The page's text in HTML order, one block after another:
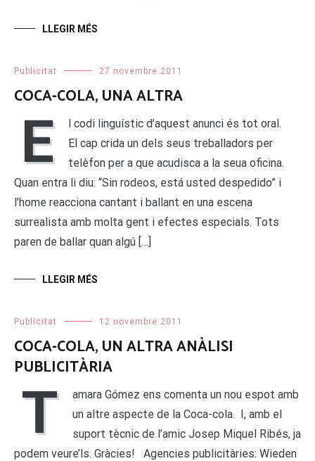
LLEGIR MÉS
Publicitat 27 novembre 2011
COCA-COLA, UNA ALTRA
E
l codi linguístic d’aquest anunci és tot oral.
El cap crida un dels seus treballadors per
telèfon per a que acudisca a la seua oficina.
Quan entra li diu: “Sin rodeos, está usted despedido” i
l’home reacciona cantant i ballant en una escena
surrealista amb molta gent i efectes especials. Tots
paren de ballar quan algú […]
LLEGIR MÉS
Publicitat 12 novembre 2011
COCA-COLA, UN ALTRA ANÀLISI
PUBLICITÀRIA
T
amara Gómez ens comenta un nou espot amb
un altre aspecte de la Coca-cola. I, amb el
suport tècnic de l’amic Josep Miquel Ribés, ja
podem veure’ls. Gràcies! Agencies publicitàries: Wieden